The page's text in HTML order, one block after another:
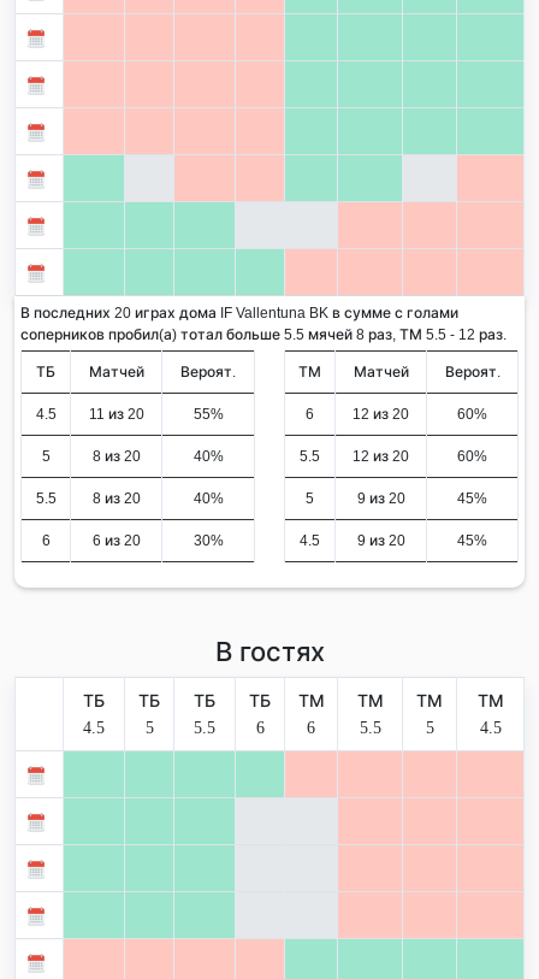
В последних 20 играх дома IF Vallentuna BK в сумме с голами
соперников пробил(а) тотал больше 5.5 мячей 8 раз, ТМ 5.5 - 12 раз.
ТБ Матчей Вероят.
4.5 11 из 20 55%
5 8 из 20 40%
5.5 8 из 20 40%
6 6 из 20 30%
ТМ Матчей Вероят.
6 12 из 20 60%
5.5 12 из 20 60%
5 9 из 20 45%
4.5 9 из 20 45%
В гостях
ТБ
4.5
ТБ
5
ТБ
5.5
ТБ
6
ТМ
6
ТМ
5.5
ТМ
5
ТМ
4.5